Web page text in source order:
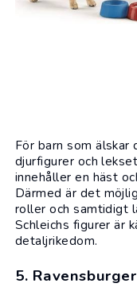
För barn som älskar
djurfigurer och
innehåller en häst
Därmed är det
roller och samtidigt
Schleichs figurer är
detaljrikedom.
5.